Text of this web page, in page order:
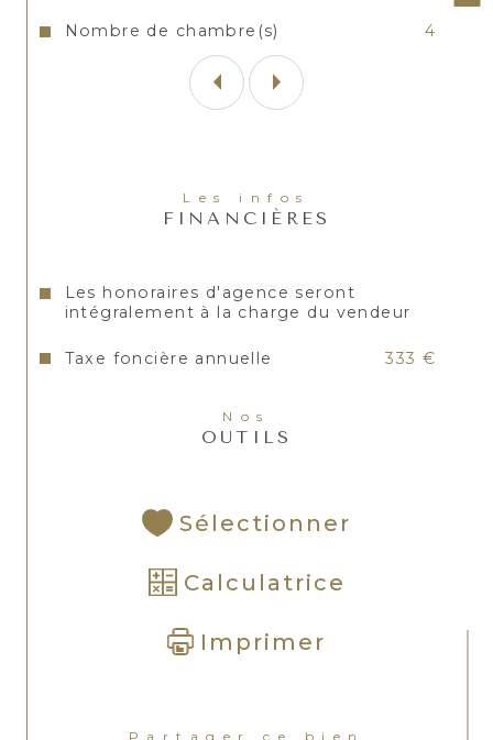
Nombre de chambre(s) 4
Les infos
FINANCIÈRES
Les honoraires d'agence seront
intégralement à la charge du vendeur
Taxe foncière annuelle 333 €
Nos
OUTILS
Sélectionner
Calculatrice
Imprimer
Partager ce bien